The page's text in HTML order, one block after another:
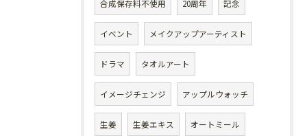
合成保存料不使用 20周年 記念
イベント メイクアップアーティスト
ドラマ タオルアート
イメージチェンジ アップルウォッチ
生姜 生姜エキス オートミール